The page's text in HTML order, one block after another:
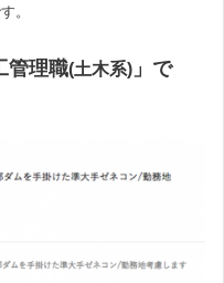
。
管理職(土木系) 」で